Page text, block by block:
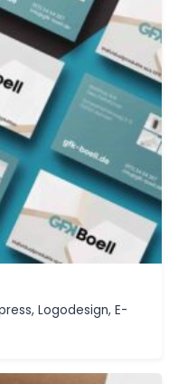
, Logodesign, E-